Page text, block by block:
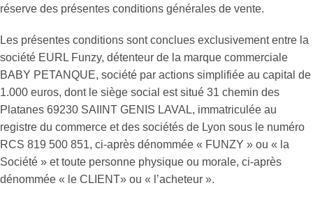
réserve des présentes conditions générales de vente.
Les présentes conditions sont conclues exclusivement entre la
société EURL Funzy, détenteur de la marque commerciale
BABY PETANQUE, société par actions simplifiée au capital de
1.000 euros, dont le siège social est situé 31 chemin des
Platanes 69230 SAIINT GENIS LAVAL, immatriculée au
registre du commerce et des sociétés de Lyon sous le numéro
RCS 819 500 851, ci-après dénommée « FUNZY » ou « la
Société » et toute personne physique ou morale, ci-après
dénommée « le CLIENT» ou « l’acheteur ».